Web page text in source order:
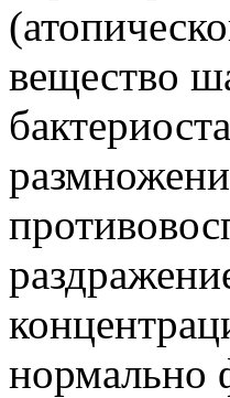
вещество
нормально